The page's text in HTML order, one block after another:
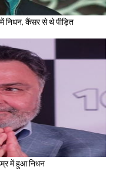
निधन, कैंसर से थे पीड़ित
में हुआ निधन